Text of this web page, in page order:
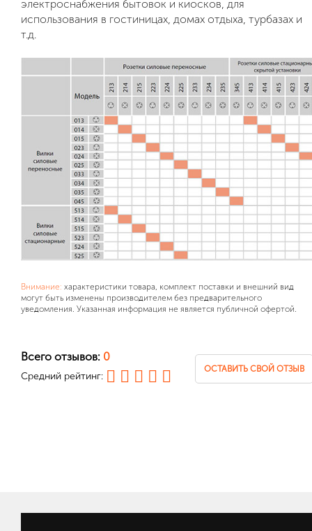
электроснабжения бытовок и киосков, для
использования в гостиницах, домах отдыха, турбазах и
т.д.
Внимание: характеристики товара, комплект поставки и внешний вид
могут быть изменены производителем без предварительного
уведомления. Указанная информация не является публичной офертой.
Всего отзывов: 0
Средний рейтинг:
ОСТАВИТЬ СВОЙ ОТЗЫВ